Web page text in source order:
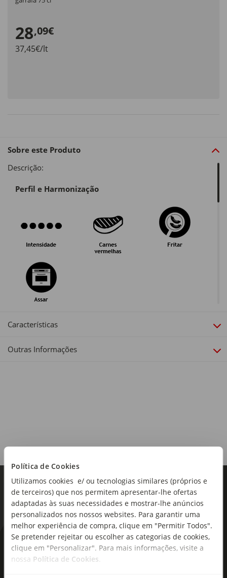
Política de Cookies
Utilizamos cookies e/ ou tecnologias similares (próprios e
de terceiros) que nos permitem apresentar-lhe ofertas
adaptadas às suas necessidades e mostrar-lhe anúncios
personalizados nos nossos websites. Para garantir uma
melhor experiência de compra, clique em "Permitir Todos".
Se pretender rejeitar ou escolher as categorias de cookies,
clique em "Personalizar". Para mais informações, visite a
nossa Política de Cookies.
28,09€
37,45€/lt
Sobre este Produto
Descrição:
Perfil e Harmonização
Região:
Douro
Castas:
Pinot Noir
Teor alcoólico:
12,5%
Tipo de produto:
Características
Outras Informações
As novidades mais frescas no
seu e-mail!